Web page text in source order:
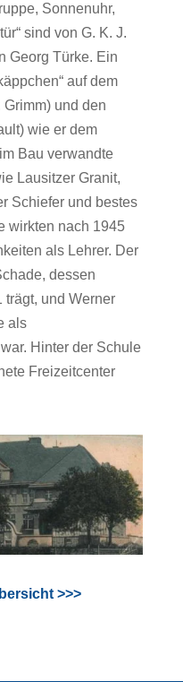
Sonnenuhr,
sind von G. K. J.
Georg Türke. Ein
auf dem
und den
wie er dem
Bau verwandte
Lausitzer Granit,
Schiefer und bestes
wirkten nach 1945
als Lehrer. Der
dessen
trägt, und Werner
als
Hinter der Schule
Freizeitcenter
>>>